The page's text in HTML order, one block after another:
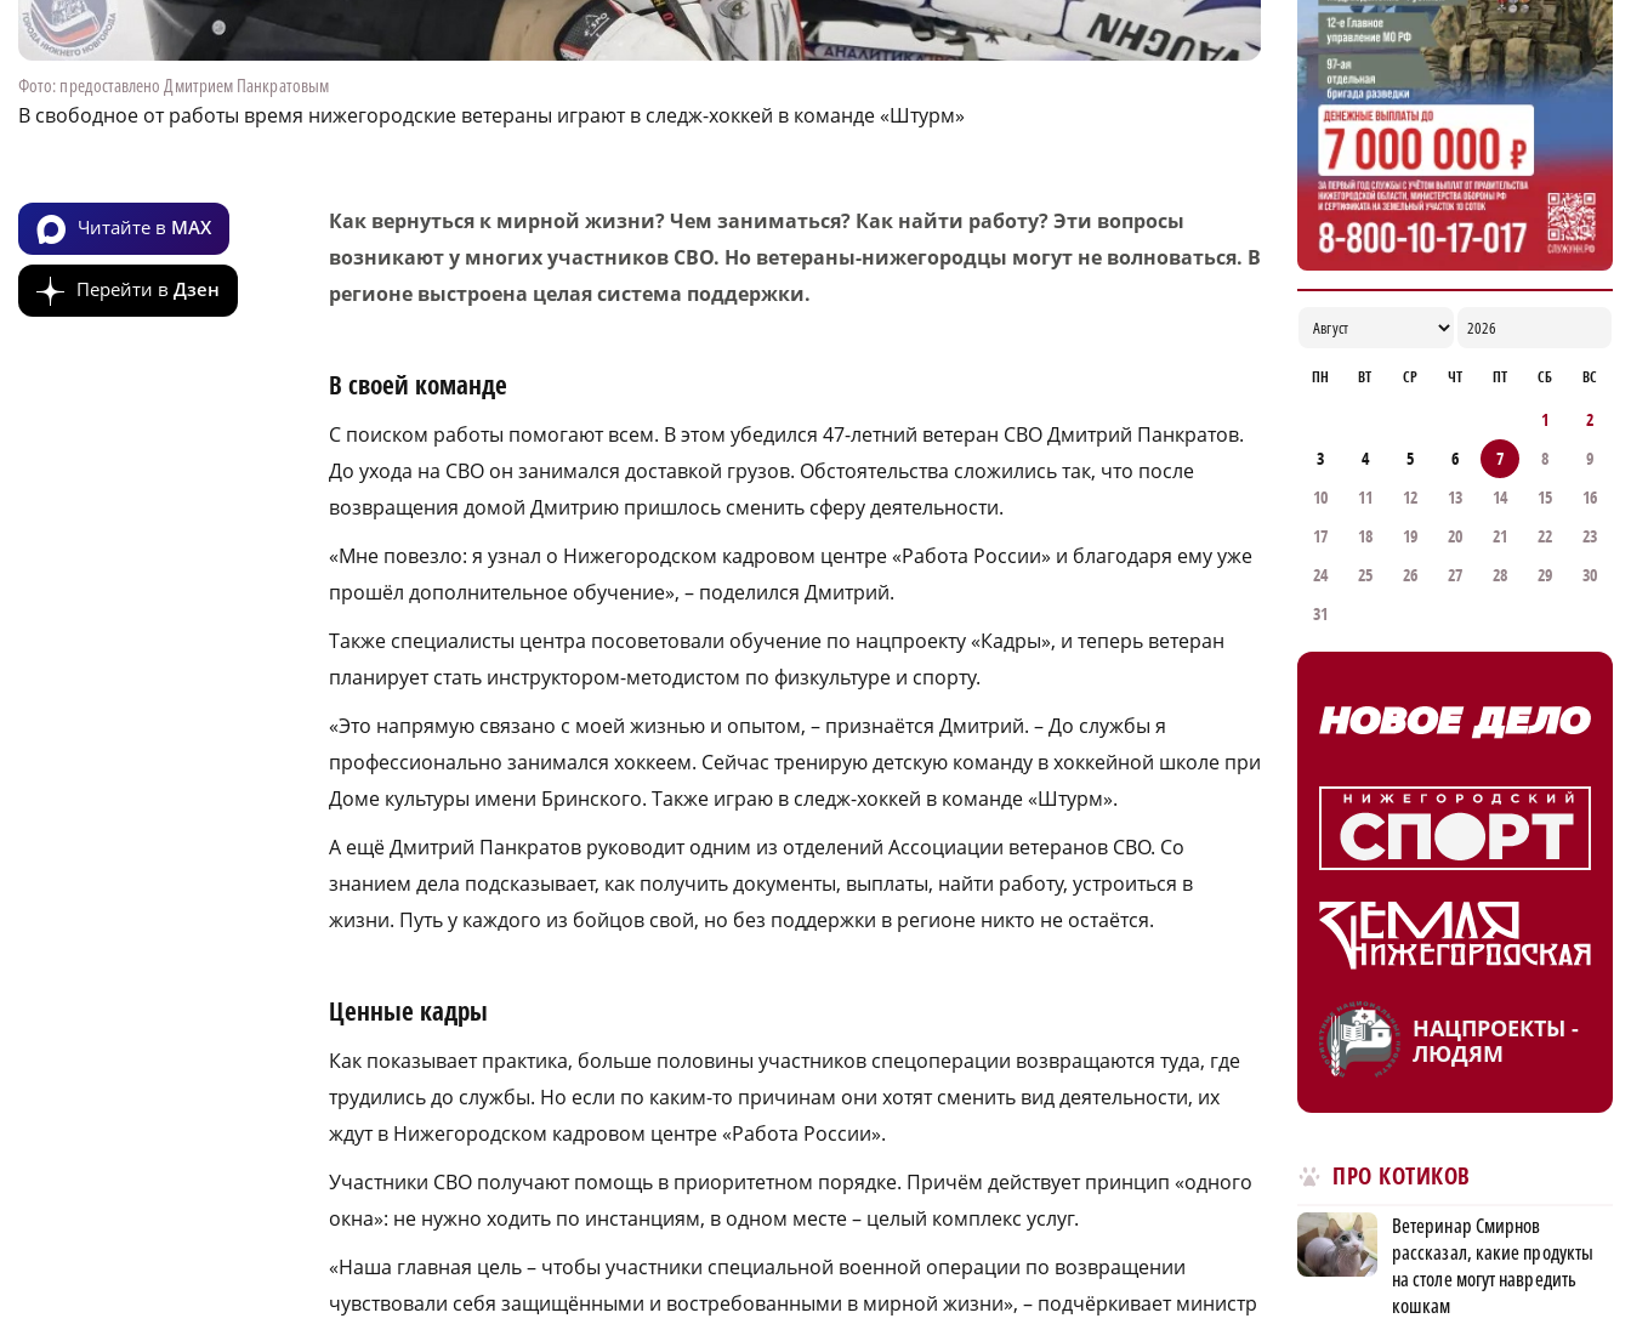
Фото: предоставлено Дмитрием Панкратовым
В свободное от работы время нижегородские ветераны играют в следж-хоккей в команде «Штурм»
Читайте в MAX
Перейти в Дзен
Как вернуться к мирной жизни? Чем заниматься? Как найти работу? Эти вопросы
возникают у многих участников СВО. Но ветераны-нижегородцы могут не волноваться. В
регионе выстроена целая система поддержки.
В своей команде
С поиском работы помогают всем. В этом убедился 47-летний ветеран СВО Дмитрий Панкратов.
До ухода на СВО он занимался доставкой грузов. Обстоятельства сложились так, что после
возвращения домой Дмитрию пришлось сменить сферу деятельности.
«Мне повезло: я узнал о Нижегородском кадровом центре «Работа России» и благодаря ему уже
прошёл дополнительное обучение», – поделился Дмитрий.
Также специалисты центра посоветовали обучение по нацпроекту «Кадры», и теперь ветеран
планирует стать инструктором-методистом по физкультуре и спорту.
«Это напрямую связано с моей жизнью и опытом, – признаётся Дмитрий. – До службы я
профессионально занимался хоккеем. Сейчас тренирую детскую команду в хоккейной школе при
Доме культуры имени Бринского. Также играю в следж-хоккей в команде «Штурм».
А ещё Дмитрий Панкратов руководит одним из отделений Ассоциации ветеранов СВО. Со
знанием дела подсказывает, как получить документы, выплаты, найти работу, устроиться в
жизни. Путь у каждого из бойцов свой, но без поддержки в регионе никто не остаётся.
Ценные кадры
Как показывает практика, больше половины участников спецоперации возвращаются туда, где
трудились до службы. Но если по каким-то причинам они хотят сменить вид деятельности, их
ждут в Нижегородском кадровом центре «Работа России».
Участники СВО получают помощь в приоритетном порядке. Причём действует принцип «одного
окна»: не нужно ходить по инстанциям, в одном месте – целый комплекс услуг.
«Наша главная цель – чтобы участники специальной военной операции по возвращении
чувствовали себя защищёнными и востребованными в мирной жизни», – подчёркивает министр
17:06
Опасное сливочное масло обнаружили в
Нижегородской области
17:00
ПН ВТ СР ЧТ ПТ СБ ВС
1
2
3
4 5 6 7 8
9
10
11 12 13 14 15
16
17
18 19 20 21 22
23
24
25 26 27 28 29
30
31
НАЦПРОЕКТЫ -
ЛЮДЯМ
ПРО КОТИКОВ
Ветеринар Смирнов
рассказал, какие продукты
на столе могут навредить
кошкам